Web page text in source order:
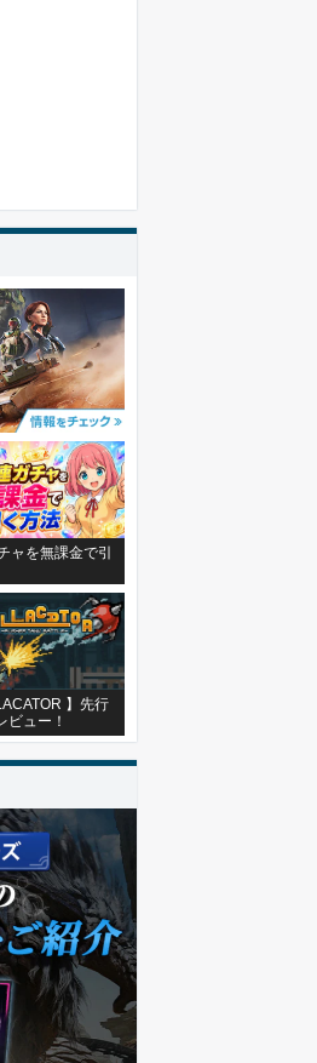
ャを無課金で引
】先行
ビュー！